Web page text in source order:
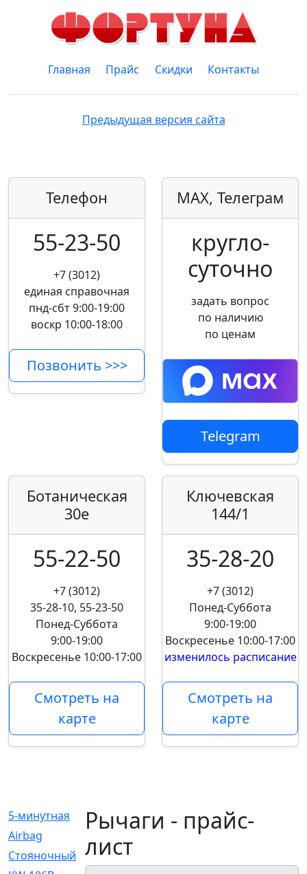
Главная Прайс Скидки Контакты
Предыдущая версия сайта
Телефон
55-23-50
+7 (3012)
единая справочная
пнд-сбт 9:00-19:00
воскр 10:00-18:00
Позвонить >>>
MAX, Телеграм
кругло­
суточно
задать вопрос
по наличию
по ценам
Telegram
Ботаническая
30е
55-22-50
+7 (3012)
35-28-10, 55-23-50
Понед-Суббота
9:00-19:00
Воскресенье 10:00-17:00
Смотреть на
карте
Ключевская
144/1
35-28-20
+7 (3012)
Понед-Суббота
9:00-19:00
Воскресенье 10:00-17:00
изменилось расписание
Смотреть на
карте
5-минутная
[1]
Airbag
Cтояночный
Рычаги - прайс-
лист